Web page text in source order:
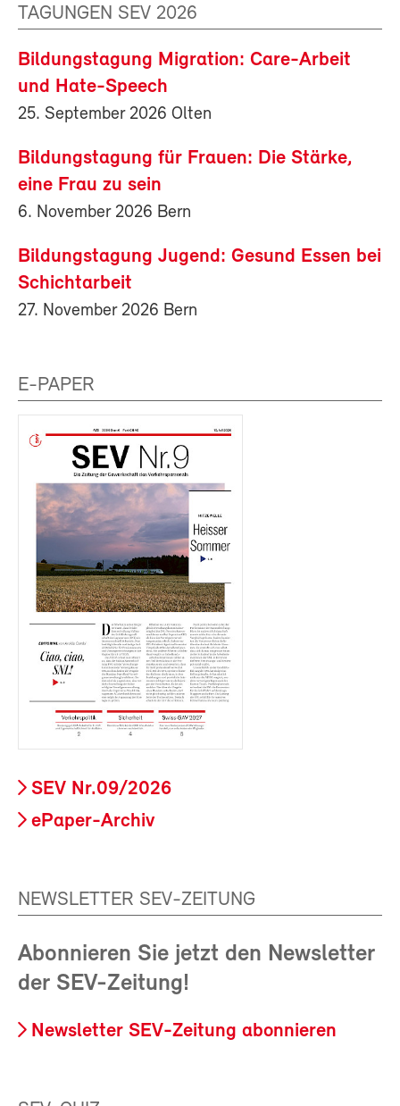
TAGUNGEN SEV 2026
Bildungstagung Migration: Care-Arbeit
und Hate-Speech
25. September 2026 Olten
Bildungstagung für Frauen: Die Stärke,
eine Frau zu sein
6. November 2026 Bern
Bildungstagung Jugend: Gesund Essen bei
Schichtarbeit
27. November 2026 Bern
E-PAPER
SEV Nr.09/2026
ePaper-Archiv
NEWSLETTER SEV-ZEITUNG
Abonnieren Sie jetzt den Newsletter
der SEV-Zeitung!
Newsletter SEV-Zeitung abonnieren